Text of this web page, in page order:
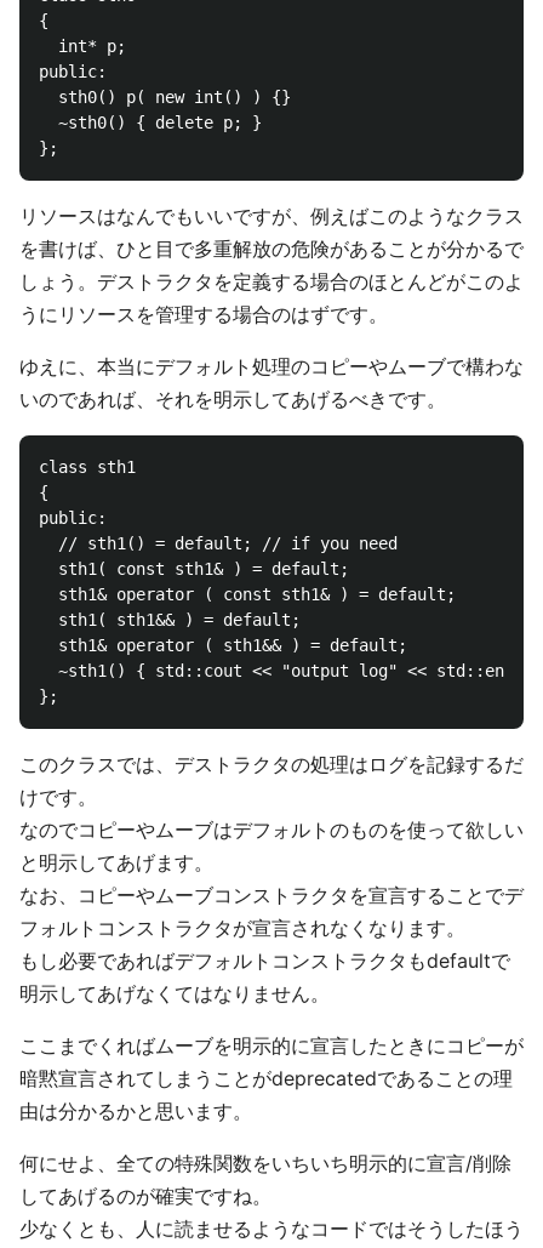
{
  int* p;
public:
  sth0() p( new int() ) {}
  ~sth0() { delete p; }
リソースはなんでもいいですが、例えばこのようなクラス
を書けば、ひと目で多重解放の危険があることが分かるで
しょう。デストラクタを定義する場合のほとんどがこのよ
うにリソースを管理する場合のはずです。
ゆえに、本当にデフォルト処理のコピーやムーブで構わな
いのであれば、それを明示してあげるべきです。
class sth1
{
public:
  // sth1() = default; // if you need
  sth1( const sth1& ) = default;
  sth1& operator ( const sth1& ) = default;
  sth1( sth1&& ) = default;
  sth1& operator ( sth1&& ) = default;
~sth1() { std::cout << "output log" << std::endl;
このクラスでは、デストラクタの処理はログを記録するだ
けです。
なのでコピーやムーブはデフォルトのものを使って欲しい
と明示してあげます。
なお、コピーやムーブコンストラクタを宣言することでデ
フォルトコンストラクタが宣言されなくなります。
もし必要であればデフォルトコンストラクタもdefaultで
明示してあげなくてはなりません。
ここまでくればムーブを明示的に宣言したときにコピーが
暗黙宣言されてしまうことがdeprecatedであることの理
由は分かるかと思います。
何にせよ、全ての特殊関数をいちいち明示的に宣言/削除
してあげるのが確実ですね。
少なくとも、人に読ませるようなコードではそうしたほう